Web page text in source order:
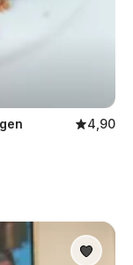
4,90